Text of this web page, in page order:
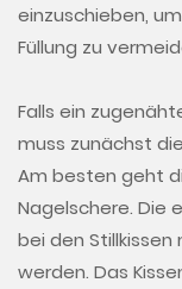
einzuschieben,
Füllung zu
Falls ein
muss zunächst
Am besten geht
Nagelschere. Die
bei den
werden. Das